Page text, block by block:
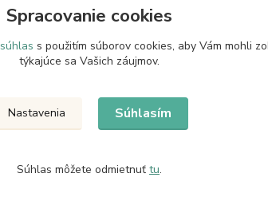
Upravit sběr cookies.
Spracovanie cookies
súhlas s použitím súborov cookies, aby Vám mohli
týkajúce sa Vašich záujmov.
Nastavenia Súhlasím
Súhlas môžete odmietnuť tu.